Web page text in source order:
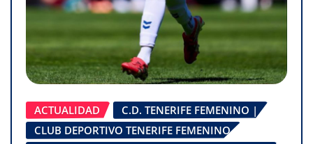
ACTUALIDAD
C.D. TENERIFE FEMENINO |
CLUB DEPORTIVO TENERIFE FEMENINO